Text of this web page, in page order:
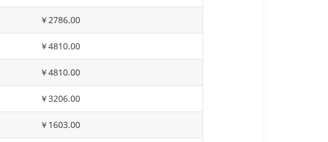
￥2786.00
￥4810.00
￥4810.00
￥3206.00
￥1603.00